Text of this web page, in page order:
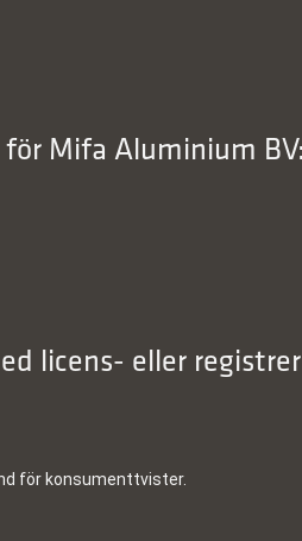
Mifa Aluminium
licens- eller
för konsumenttvister.